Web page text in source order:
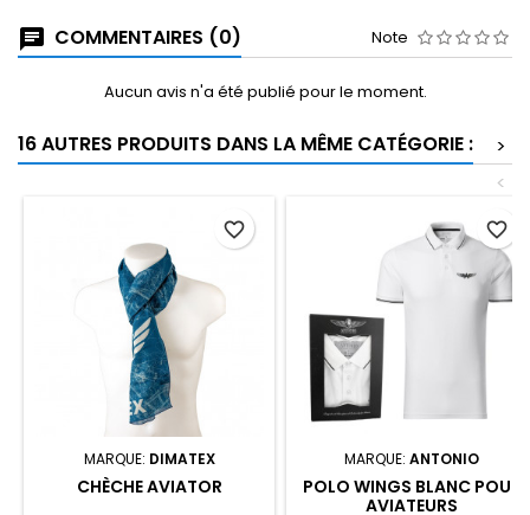
COMMENTAIRES (0)
Note
Aucun avis n'a été publié pour le moment.
16 AUTRES PRODUITS DANS LA MÊME CATÉGORIE :
>
<
MARQUE: DIMATEX
CHÈCHE AVIATOR
favorite_border
MARQUE: ANTONIO
POLO WINGS BLANC POUR
AVIATEURS
favorite_border